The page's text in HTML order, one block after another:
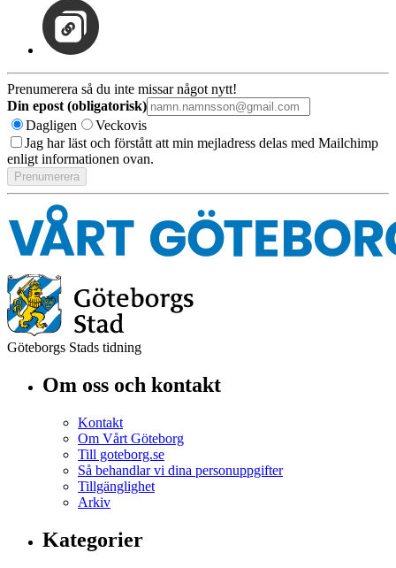
Prenumerera så du inte missar något nytt!
Din epost (obligatorisk)
Dagligen
Veckovis
Jag har läst och förstått att min mejladress delas med Mailchimp
enligt informationen ovan.
Göteborgs Stads tidning
Om oss och kontakt
Kontakt
Om Vårt Göteborg
Till goteborg.se
Så behandlar vi dina personuppgifter
Tillgänglighet
Arkiv
Kategorier